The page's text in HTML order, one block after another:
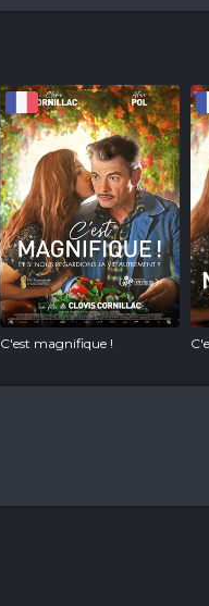
C'est magnifique !